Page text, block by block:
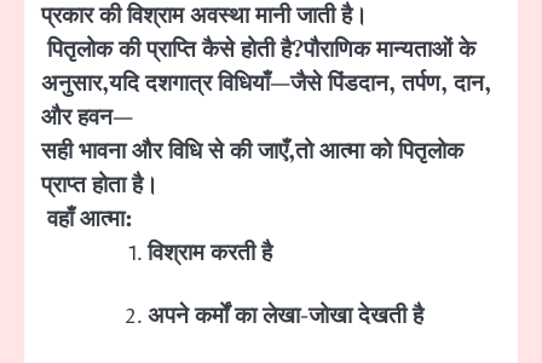
प्रकार की विश्राम अवस्था मानी जाती है।
पितृलोककी प्राप्तिकैसे होती है?पौराणिक मान्यताओं के
अनुसार,यदि दशगात्र विधियाँ—जैसे पिंडदान,तर्पण,दान,
और हवन—
सही भावना और विधि से की जाएँ,तो आत्मा को पितृलोक
प्राप्त होता है।
वहाँ आत्मा:
विश्राम करती है
अपने कर्मों का लेखा-जोखा देखती है